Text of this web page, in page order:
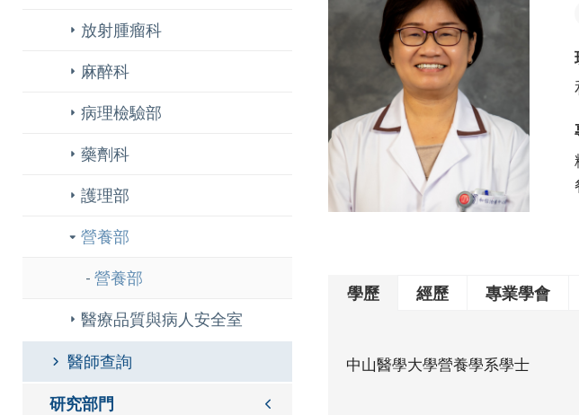
放射腫瘤科
麻醉科
病理檢驗部
藥劑科
護理部
營養部
營養部
醫療品質與病人安全室
醫師查詢
研究部門
學歷 經歷 專業學會
中山醫學大學營養學系學士